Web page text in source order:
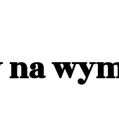
na